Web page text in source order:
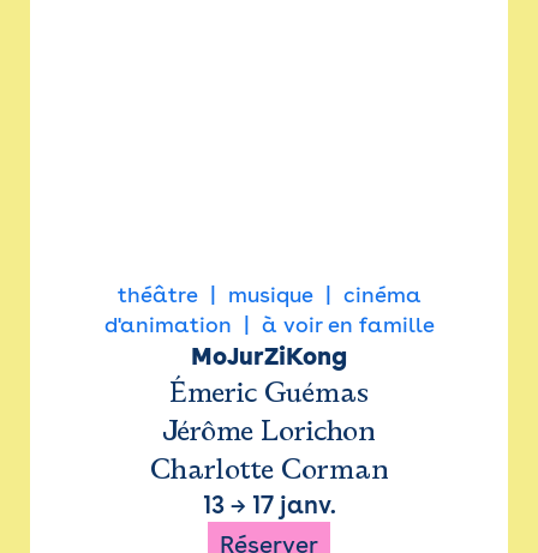
théâtre musique
cinéma
d'animation
à voir en famille
MoJurZiKong
Émeric Guémas
Jérôme Lorichon
Charlotte Corman
13→ 17 janv.
Réserver